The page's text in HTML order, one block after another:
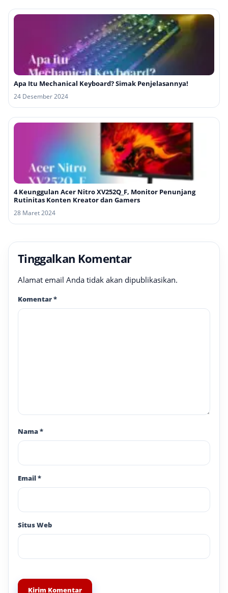
Apa Itu Mechanical Keyboard? Simak Penjelasannya!
24 Desember 2024
4 Keunggulan Acer Nitro XV252Q_F, Monitor Penunjang
Rutinitas Konten Kreator dan Gamers
28 Maret 2024
Tinggalkan Komentar
Alamat email Anda tidak akan dipublikasikan.
Komentar*
Nama*
Email*
Situs Web